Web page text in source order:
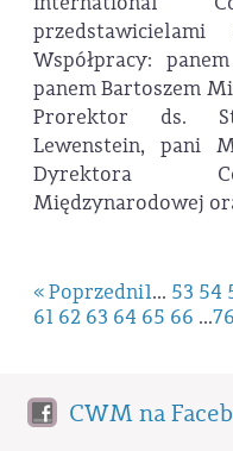
przedstawicielami
Współpracy:
panem Bartoszem
Prorektor ds.
Lewenstein, pani
Dyrektora
Międzynarodowej
« Poprzedni1... 53 54
61 62 63 64 65 66 ...76
CWM na